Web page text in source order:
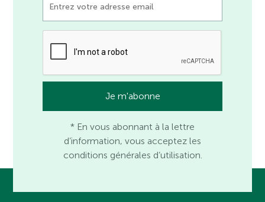
* En vous abonnant à la lettre
d’information, vous acceptez les
conditions générales d’utilisation.